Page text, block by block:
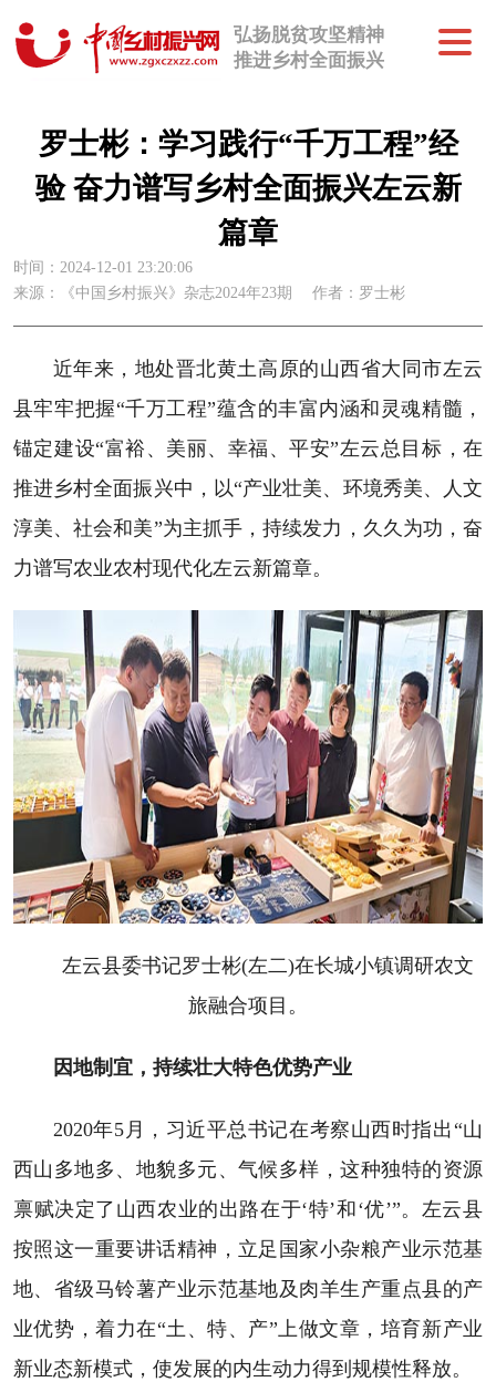
弘扬脱贫攻坚精神
推进乡村全面振兴
罗士彬：学习践行“千万工程”经
验 奋力谱写乡村全面振兴左云新
篇章
时间：2024-12-01 23:20:06
来源：《中国乡村振兴》杂志2024年23期
作者：罗士彬
近年来，地处晋北黄土高原的山西省大同市左云
县牢牢把握“千万工程”蕴含的丰富内涵和灵魂精髓，
锚定建设“富裕、美丽、幸福、平安”左云总目标，在
推进乡村全面振兴中，以“产业壮美、环境秀美、人文
淳美、社会和美”为主抓手，持续发力，久久为功，奋
力谱写农业农村现代化左云新篇章。
左云县委书记罗士彬(左二)在长城小镇调研农文
旅融合项目。
因地制宜，持续壮大特色优势产业
2020年5月，习近平总书记在考察山西时指出“山
西山多地多、地貌多元、气候多样，这种独特的资源
禀赋决定了山西农业的出路在于‘特’和‘优’”。左云县
按照这一重要讲话精神，立足国家小杂粮产业示范基
地、省级马铃薯产业示范基地及肉羊生产重点县的产
业优势，着力在“土、特、产”上做文章，培育新产业
新业态新模式，使发展的内生动力得到规模性释放。